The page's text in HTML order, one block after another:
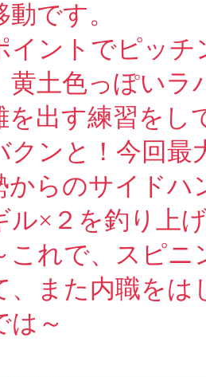
です。
イントでピッ
黄土色っぽいラ
を出す練習をし
クンと！今回最
からのサイドハ
ル×２を釣り上
これで、スピ
、また内職をは
は～